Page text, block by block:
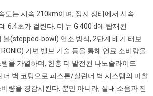
도는 시속 210km이며, 정지 상태에서 시속
6.4초가 걸린다. 더 뉴 G 400 d에 탑재된
볼(stepped-bowl) 연소 방식, 2단계 배기 터보
가변 밸브 기술 등을 통해 연료 소비량을
을 가열하며, 한층 더 발전된 나노슬라이드
벽 코팅으로 피스톤/실린더 벽 시스템의 마찰
량을 경감시킨다. 뿐만 아니라, 실내 소음과 진